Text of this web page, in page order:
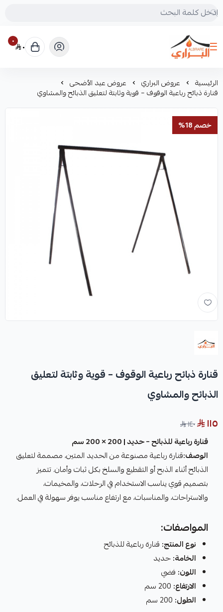
البراري للرحلات
٠ ٠
الرئيسية عروض البراري عروض عيد الأضحى
قنارة ذبائح رباعية الوقوف – قوية وثابتة لتعليق الذبائح والمشاوي
خصم 18%
قنارة ذبائح رباعية الوقوف – قوية وثابتة لتعليق
الذبائح والمشاوي
١١٥
١٤٠
قنارة رباعية للذبائح – حديد | 200 × 200 سم
الوصف:قنارة رباعية مصنوعة من الحديد المتين، مصممة لتعليق
الذبائح أثناء الذبح أو التقطيع والسلخ بكل ثبات وأمان. تتميز
بتصميم قوي يناسب الاستخدام في الرحلات، والمخيمات،
والاستراحات، والمناسبات، مع ارتفاع مناسب يوفر سهولة في العمل.
المواصفات:
نوع المنتج: قنارة رباعية للذبائح
الخامة:حديد
اللون: فضي
الارتفاع:
الطول: